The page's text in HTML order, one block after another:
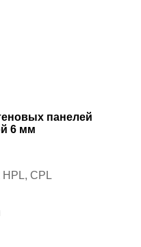
панелей
6 мм
HPL, CPL